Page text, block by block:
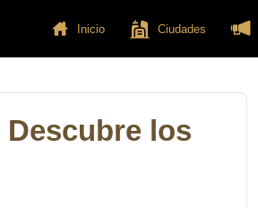
Inicio Ciudades
Descubre los